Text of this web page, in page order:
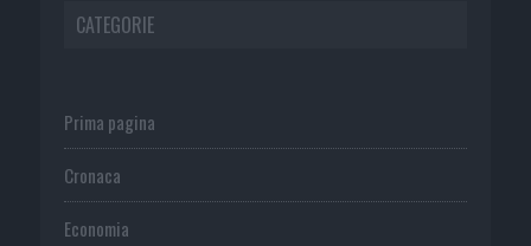
CATEGORIE
Prima pagina
Cronaca
Economia